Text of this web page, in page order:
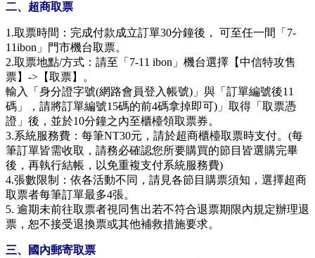
二、超商取票
1.取票時間：完成付款成立訂單30分鐘後， 可至任一間「7-
11ibon」門市機台取票。
2.取票地點/方式：請至「7-11 ibon」機台選擇【中信特攻售
票】->【取票】。
輸入「身分證字號(網路會員登入帳號)」與「訂單編號後11
碼」，請將訂單編號15碼的前4碼拿掉即可)」取得「取票憑
證」後，並於10分鐘之內至櫃檯領取票券。
3.系統服務費：每筆NT30元，請於超商櫃檯取票時支付。(每
筆訂單皆需收取，請務必確認您所要購買的節目皆選購完畢
後，再執行結帳，以免重複支付系統服務費)
4.張數限制：依各活動不同，請見各節目購票須知，選擇超商
取票者每筆訂單最多4張。
5. 逾期未前往取票者視同售出若不符合退票期限內規定辦理退
票，恕不接受退換票或其他補救措施要求。
三、國內郵寄取票